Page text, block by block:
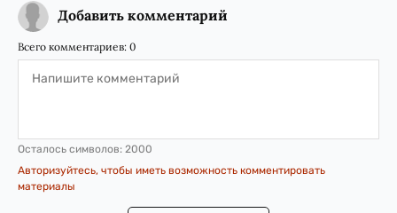
Добавить комментарий
Всего комментариев: 0
Осталось символов: 2000
Авторизуйтесь, чтобы иметь возможность комментировать
материалы